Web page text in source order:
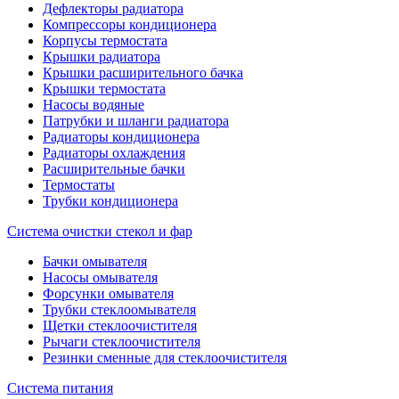
Дефлекторы радиатора
Компрессоры кондиционера
Корпусы термостата
Крышки радиатора
Крышки расширительного бачка
Крышки термостата
Насосы водяные
Патрубки и шланги радиатора
Радиаторы кондиционера
Радиаторы охлаждения
Расширительные бачки
Термостаты
Трубки кондиционера
Система очистки стекол и фар
Бачки омывателя
Насосы омывателя
Форсунки омывателя
Трубки стеклоомывателя
Щетки стеклоочистителя
Рычаги стеклоочистителя
Резинки сменные для стеклоочистителя
Система питания